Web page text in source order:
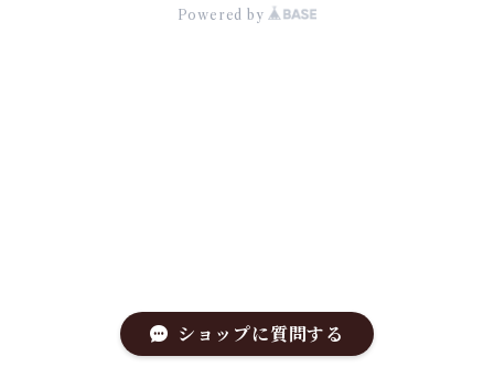
Powered by
ショップに質問する